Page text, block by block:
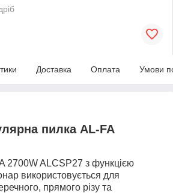
Доставка Оплата Умови
пилка AL-FA
2700W ALCSP27 з функцією
використовується для
прямого різу та